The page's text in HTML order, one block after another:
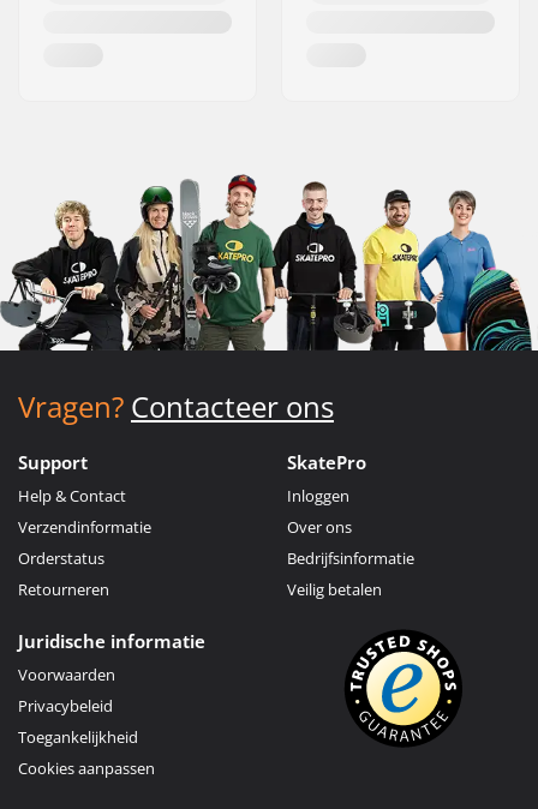
Vragen? Contacteer ons
Support
Help & Contact
Verzendinformatie
Orderstatus
Retourneren
SkatePro
Inloggen
Over ons
Bedrijfsinformatie
Veilig betalen
Juridische informatie
Voorwaarden
Privacybeleid
Toegankelijkheid
Cookies aanpassen